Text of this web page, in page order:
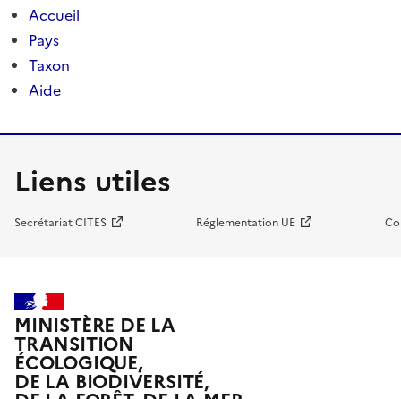
Accueil
Pays
Taxon
Aide
Liens utiles
Secrétariat CITES Réglementation UE
MINISTÈRE DE LA
TRANSITION
ÉCOLOGIQUE,
DE LA BIODIVERSITÉ,